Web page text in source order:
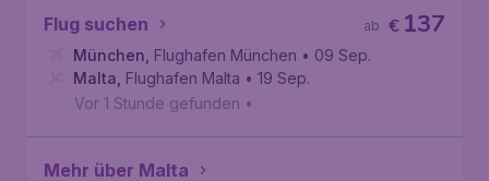
Flug suchen € 137
ab
München Flughafen München • 09 Sep.
Malta Flughafen Malta • 19 Sep.
Vor 1 Stunde gefunden •
Mehr über Malta